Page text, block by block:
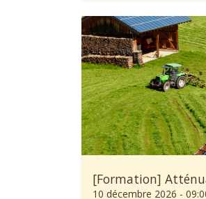
10 décembre 2026 -